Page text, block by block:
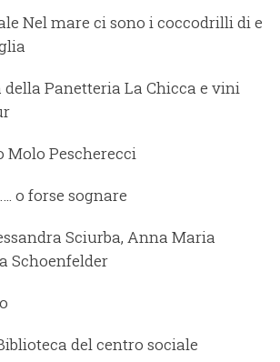
Nel mare ci sono i coccodrilli di e
Panetteria La Chicca e vini
Molo Pescherecci
o forse sognare
Sciurba, Anna Maria
Schoenfelder
del centro sociale